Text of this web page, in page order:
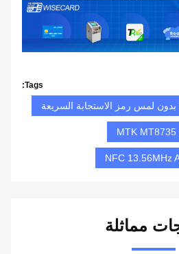
Tags:
بدون لمس رمز الاستجابة السريعة
NFC 13.56MHz
مماثلة